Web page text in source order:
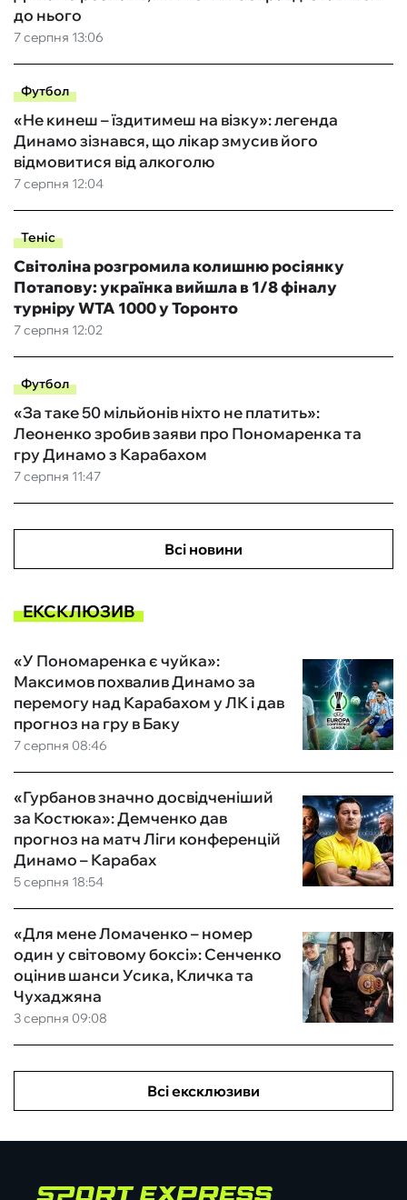
7 серпня 13:06
до нього
Футбол
7 серпня 12:04
«Не кинеш – їздитимеш на візку»: легенда
Динамо зізнався, що лікар змусив його
відмовитися від алкоголю
Теніс
7 серпня 12:02
Світоліна розгромила колишню росіянку
Потапову: українка вийшла в 1/8 фіналу
турніру WTA 1000 у Торонто
Футбол
7 серпня 11:47
«За таке 50 мільйонів ніхто не платить»:
Леоненко зробив заяви про Пономаренка та
гру Динамо з Карабахом
Всі новини
ЕКСКЛЮЗИВ
7 серпня 08:46
«У Пономаренка є чуйка»:
Максимов похвалив Динамо за
перемогу над Карабахом у ЛК і дав
прогноз на гру в Баку
5 серпня 18:54
«Гурбанов значно досвідченіший
за Костюка»: Демченко дав
прогноз на матч Ліги конференцій
Динамо – Карабах
3 серпня 09:08
«Для мене Ломаченко – номер
один у світовому боксі»: Сенченко
оцінив шанси Усика, Кличка та
Чухаджяна
Всі ексклюзиви